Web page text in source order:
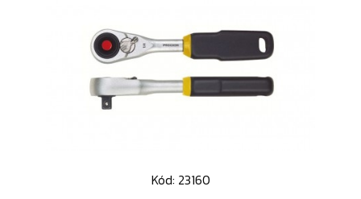
Kód: 23160